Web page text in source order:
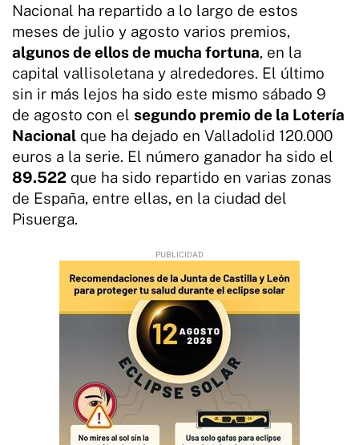
Nacional ha repartido a lo largo de estos
meses de julio y agosto varios premios,
algunos de ellos de mucha fortuna, en la
capital vallisoletana y alrededores. El último
sin ir más lejos ha sido este mismo sábado 9
de agosto con el segundo premio de la Lotería
Nacional que ha dejado en Valladolid 120.000
euros a la serie. El número ganador ha sido el
89.522 que ha sido repartido en varias zonas
de España, entre ellas, en la ciudad del
Pisuerga.